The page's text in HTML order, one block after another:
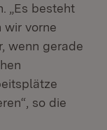
„Es besteht
wir vorne
wenn gerade
so die